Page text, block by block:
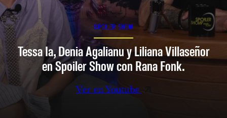
SPOILER SHOW
Tessa Ia, Denia Agalianu y Liliana Villaseñor
en Spoiler Show con Rana Fonk.
Ver en Youtube